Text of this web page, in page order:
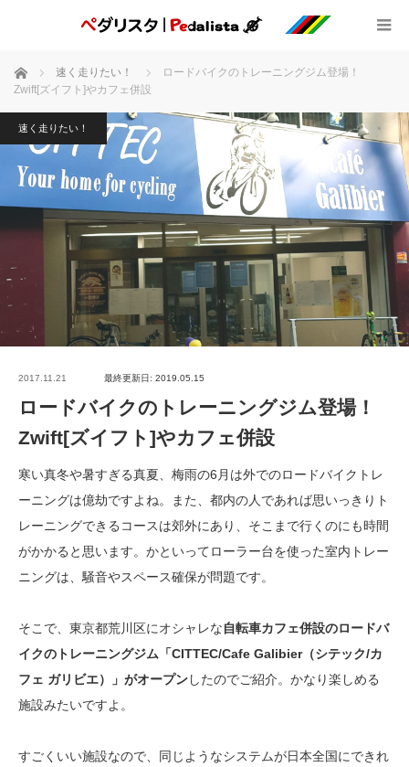
ホーム 速く走りたい！
ロードバイクのトレーニングジム登場！
Zwift[ズイフト]やカフェ併設
速く走りたい！
2017.11.21 最終更新日: 2019.05.15
ロードバイクのトレーニングジム登場！
Zwift[ズイフト]やカフェ併設
寒い真冬や暑すぎる真夏、梅雨の6月は外でのロードバイクトレ
ーニングは億劫ですよね。また、都内の人であれば思いっきりト
レーニングできるコースは郊外にあり、そこまで行くのにも時間
がかかると思います。かといってローラー台を使った室内トレー
ニングは、騒音やスペース確保が問題です。
そこで、東京都荒川区にオシャレな自転車カフェ併設のロードバ
イクのトレーニングジム「CITTEC/Cafe Galibier（シテック/カ
フェ ガリビエ）」がオープンしたのでご紹介。かなり楽しめる
施設みたいですよ。
すごくいい施設なので、同じようなシステムが日本全国にできれ